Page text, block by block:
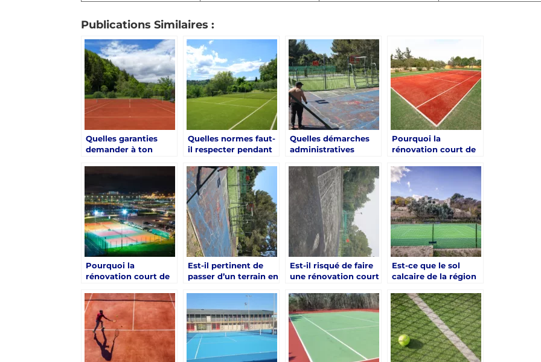
Publications Similaires :
Quelles garanties
demander à ton
Quelles normes faut-
il respecter pendant
de tennis à Hyères ?
Quelles démarches
administratives
rénovation court de
tennis à Hyères ?
Pourquoi la
rénovation court de
elle impacter la
fréquentation du
club ?
Pourquoi la
rénovation court de
elle souvent
indispensable après
10 ans ?
Est-il pertinent de
passer d’un terrain en
synthétique lors
d’une rénovation
court de tennis à
Hyères ?
Est-il risqué de faire
une rénovation court
plein été ?
Est-ce que le sol
calcaire de la région
rénovation d’un
court de tennis à
Hyères ?